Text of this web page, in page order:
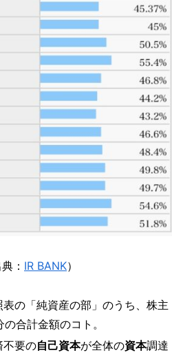
典： IR BANK）
表の「純資産の部」のうち、株主
合計金額のコト。
不要の自己資本が全体の資本調達